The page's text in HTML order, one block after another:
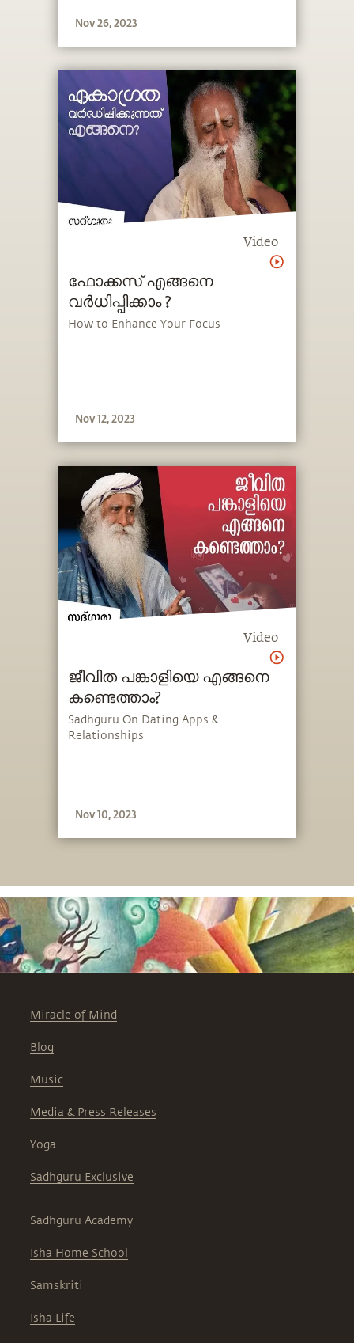
കാലഘട്ടത്തില്‍ വളരെ പ്രസക്തമായ ഒരു
Nov 26, 2023
Video
ഫോക്കസ് എങ്ങനെ
വർധിപ്പിക്കാം ?
How to Enhance Your Focus
Nov 12, 2023
Video
ജീവിത പങ്കാളിയെ എങ്ങനെ
കണ്ടെത്താം?
Sadhguru On Dating Apps &
Relationships
Nov 10, 2023
Miracle of Mind
Blog
Music
Media & Press Releases
Yoga
Sadhguru Exclusive
Sadhguru Academy
Isha Home School
Samskriti
Isha Life